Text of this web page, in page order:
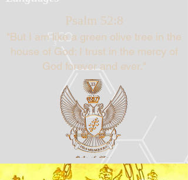
Psalm 52:8
"But I am like a green olive tree in the
house of God; I trust in the mercy of
God forever and ever."